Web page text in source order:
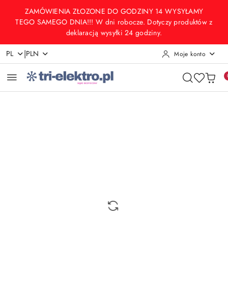
Przejdź do treści głównej
Przejdź do wyszukiwarki
Przejdź do moje konto
Przejdź do menu głównego
Przejdź do opisu produktu
Przejdź do stopki
ZAMÓWIENIA ZŁOZONE DO GODZINY 14 WYSYŁAMY
TEGO SAMEGO DNIA!!! W dni robocze. Dotyczy produktów z
deklaracją wysyłki 24 godziny.
PL |PLN Moje konto